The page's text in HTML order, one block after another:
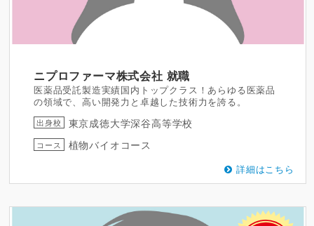
ニプロファーマ株式会社 就職
医薬品受託製造実績国内トップクラス！あらゆる医薬品
の領域で、高い開発力と卓越した技術力を誇る。
出身校 東京成徳大学深谷高等学校
コース 植物バイオコース
詳細はこちら